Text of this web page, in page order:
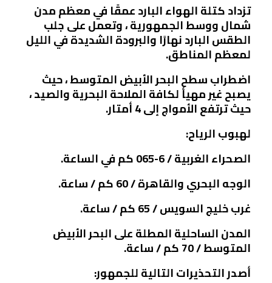
تزداد كتلة الهواء البارد عمقًا في معظم مدن
شمال ووسط الجمهورية ، وتعمل على جلب
الطقس البارد نهارًا والبرودة الشديدة في الليل
لمعظم المناطق.
اضطراب سطح البحر الأبيض المتوسط ​​، حيث
يصبح غير مهيأ لكافة الملاحة البحرية والصيد ،
حيث ترتفع الأمواج إلى 4 أمتار.
لهبوب الرياح:
الصحراء الغربية / 6-065 كم في الساعة.
الوجه البحري والقاهرة / 60 كم / ساعة.
غرب خليج السويس / 65 كم / ساعة.
المدن الساحلية المطلة على البحر الأبيض
المتوسط ​​/ 70 كم / ساعة.
أصدر التحذيرات التالية للجمهور: